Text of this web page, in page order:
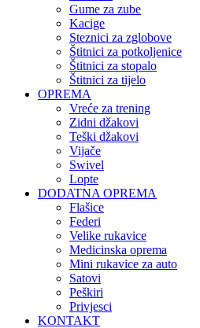
Gume za zube
Kacige
Steznici za zglobove
Štitnici za potkoljenice
Štitnici za stopalo
Štitnici za tijelo
OPREMA
Vreće za trening
Zidni džakovi
Teški džakovi
Vijače
Swivel
Lopte
DODATNA OPREMA
Flašice
Federi
Velike rukavice
Medicinska oprema
Mini rukavice za auto
Satovi
Peškiri
Privjesci
KONTAKT